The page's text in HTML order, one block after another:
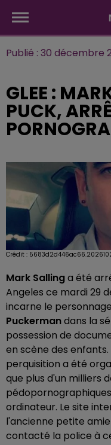
Publié : 30 décembre
GLEE :
PUCK,
Crédit :
Mark Sallinga été
Angeles ce mardi 29
incarne le
Puckermandans la
possession de
en scène des enfants.
perquisition a été
que plus d'un milliers
ordinateur. Le site
l'ancienne petite
contacté la police à